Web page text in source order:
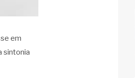
em
sintonia